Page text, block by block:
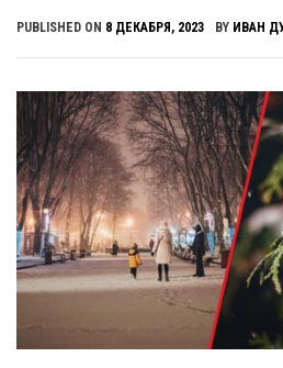
PUBLISHED ON 8 ДЕКАБРЯ, 2023 BY ИВАН